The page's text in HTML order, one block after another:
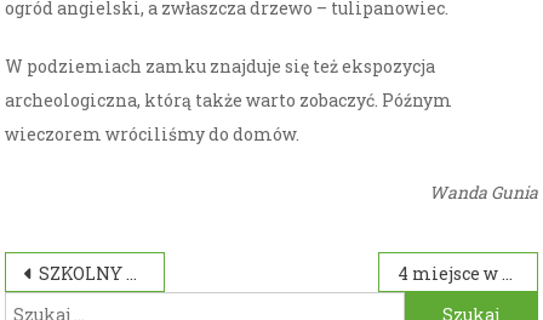
ogród angielski, a zwłaszcza drzewo – tulipanowiec.
W podziemiach zamku znajduje się też ekspozycja
archeologiczna, którą także warto zobaczyć. Późnym
wieczorem wróciliśmy do domów.
Wanda Gunia
Nawigacja
SZKOLNY KIERMASZ PODRĘCZNIKÓW
4 miejsce w powiecie
Szukaj: